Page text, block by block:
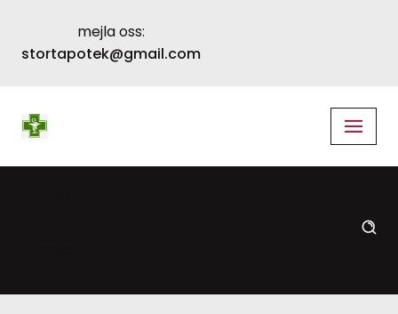
Skip
mejla oss:
stortapotek@gmail.com